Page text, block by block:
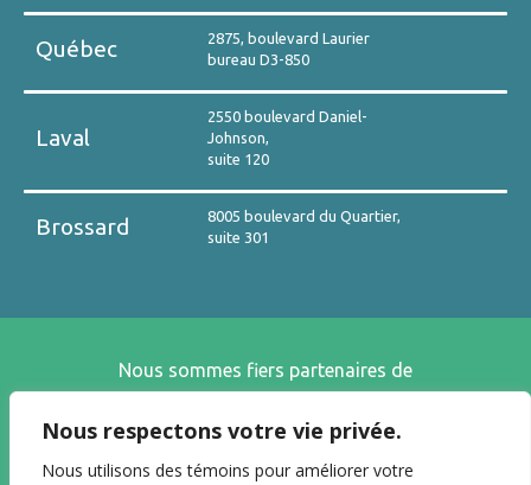
Nous respectons votre vie privée.
Nous utilisons des témoins pour améliorer votre
Québec
2875, boulevard Laurier
bureau D3-850
Laval
2550 boulevard Daniel-
Johnson,
suite 120
Brossard
8005 boulevard du Quartier,
suite 301
Nous sommes fiers partenaires de